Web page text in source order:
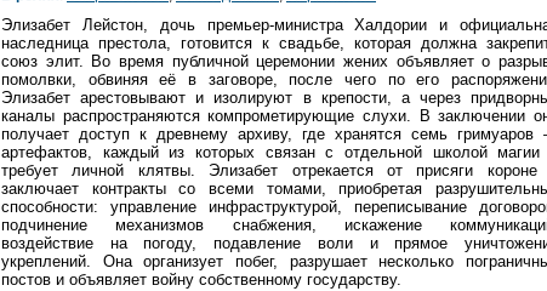
Элизабет Лейстон, дочь премьер-министра Халдории и
наследница престола, готовится к свадьбе, которая должна
союз элит. Во время публичной церемонии жених объявляет о
помолвки, обвиняя её в заговоре, после чего по его
Элизабет арестовывают и изолируют в крепости, а через
каналы распространяются компрометирующие слухи. В заключении
получает доступ к древнему архиву, где хранятся семь
артефактов, каждый из которых связан с отдельной школой
требует личной клятвы. Элизабет отрекается от присяги
заключает контракты со всеми томами, приобретая
способности: управление инфраструктурой, переписывание
подчинение механизмов снабжения, искажение
воздействие на погоду, подавление воли и прямое
укреплений. Она организует побег, разрушает несколько
постов и объявляет войну собственному государству.